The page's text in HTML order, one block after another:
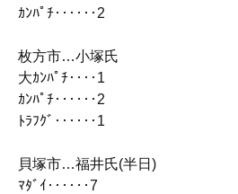
ｶﾝﾊﾟﾁ‥‥‥2
枚方市…小塚氏
大ｶﾝﾊﾟﾁ‥‥1
ｶﾝﾊﾟﾁ‥‥‥2
ﾄﾗﾌｸﾞ‥‥‥1
貝塚市…福井氏(半日)
ﾏﾀﾞｲ‥‥‥7